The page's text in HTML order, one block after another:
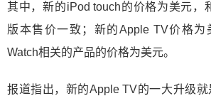
其中，新的iPod touch的价格为美元，
版本售价一致；新的Apple TV价格为
Watch相关的产品的价格为美元。
报道指出，新的Apple TV的一大升级